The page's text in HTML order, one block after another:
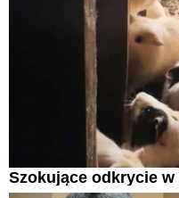
Szokujące odkrycie w